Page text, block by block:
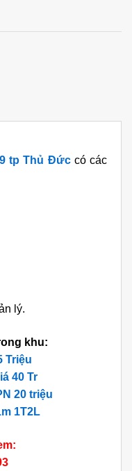
tp Thủ Đứccó các
lý.
khu:
Triệu
40 Tr
20 triệu
1T2L